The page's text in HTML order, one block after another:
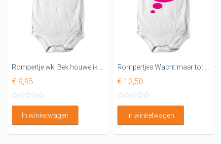
€ 9,95
In winkelwagen
€ 12,50
In winkelwagen